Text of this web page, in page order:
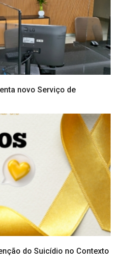
novo Serviço de
do Suicídio no Contexto